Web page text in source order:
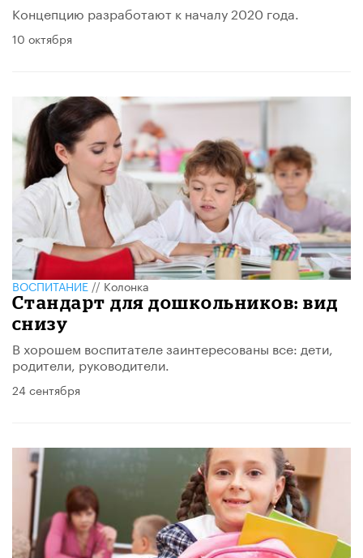
Концепцию разработают к началу 2020 года.
10 октября
ВОСПИТАНИЕ//Колонка
Стандарт для дошкольников: вид
снизу
В хорошем воспитателе заинтересованы все: дети,
родители, руководители.
24 сентября